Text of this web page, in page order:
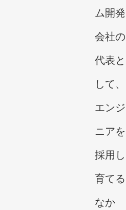
ム開発
会社の
代表と
して、
エンジ
ニアを
採用し
育てる
なか